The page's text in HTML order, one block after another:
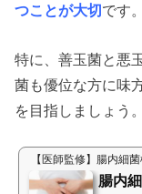
つことが大切です。
特に、善玉菌と悪
菌も優位な方に味
を目指しましょう。
【医師監修】腸内細
腸内